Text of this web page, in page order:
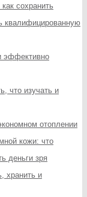
сохранить
квалифицированную
эффективно
что изучать и
отоплении
кожи: что
деньги зря
хранить и